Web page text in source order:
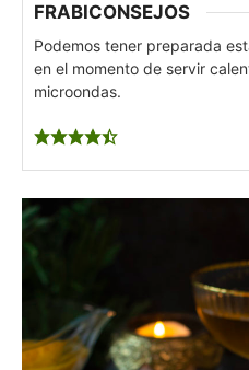
FRABICONSEJOS
Podemos tener preparada
en el momento de servir
microondas.